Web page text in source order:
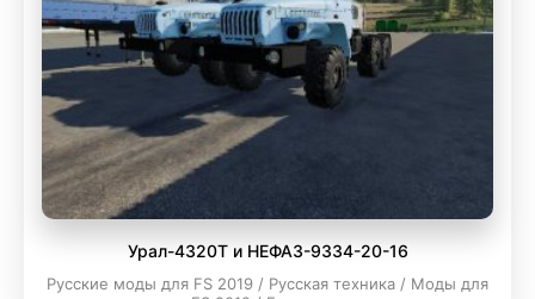
Урал-4320Т и НЕФАЗ-9334-20-16
Русские моды для FS 2019 / Русская техника / Моды для